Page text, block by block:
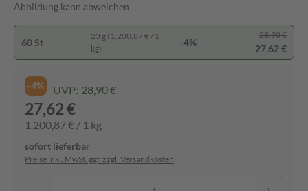
Abbildung kann abweichen
60 St
23 g (1.200,87 € / 1
kg)
-4%
28,90 €
27,62 €
-4% UVP: 28,90 €
27,62 €
1.200,87 € / 1 kg
sofort lieferbar
Preise inkl. MwSt. ggf. zzgl. Versandkosten